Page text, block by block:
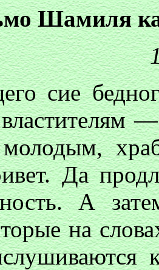
Шамиля
сие
молодым,
Да
А
на